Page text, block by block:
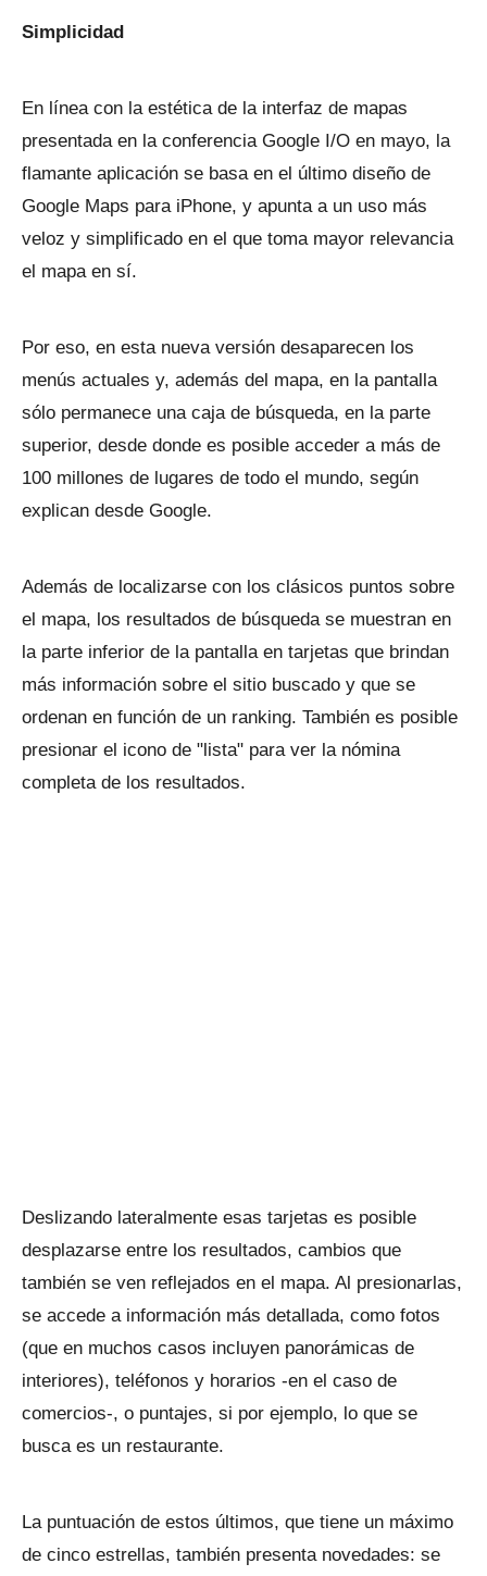
Simplicidad
En línea con la estética de la interfaz de mapas
presentada en la conferencia Google I/O en mayo, la
flamante aplicación se basa en el último diseño de
Google Maps para iPhone, y apunta a un uso más
veloz y simplificado en el que toma mayor relevancia
el mapa en sí.
Por eso, en esta nueva versión desaparecen los
menús actuales y, además del mapa, en la pantalla
sólo permanece una caja de búsqueda, en la parte
superior, desde donde es posible acceder a más de
100 millones de lugares de todo el mundo, según
explican desde Google.
Además de localizarse con los clásicos puntos sobre
el mapa, los resultados de búsqueda se muestran en
la parte inferior de la pantalla en tarjetas que brindan
más información sobre el sitio buscado y que se
ordenan en función de un ranking. También es posible
presionar el icono de "lista" para ver la nómina
completa de los resultados.
Deslizando lateralmente esas tarjetas es posible
desplazarse entre los resultados, cambios que
también se ven reflejados en el mapa. Al presionarlas,
se accede a información más detallada, como fotos
(que en muchos casos incluyen panorámicas de
interiores), teléfonos y horarios -en el caso de
comercios-, o puntajes, si por ejemplo, lo que se
busca es un restaurante.
La puntuación de estos últimos, que tiene un máximo
de cinco estrellas, también presenta novedades: se